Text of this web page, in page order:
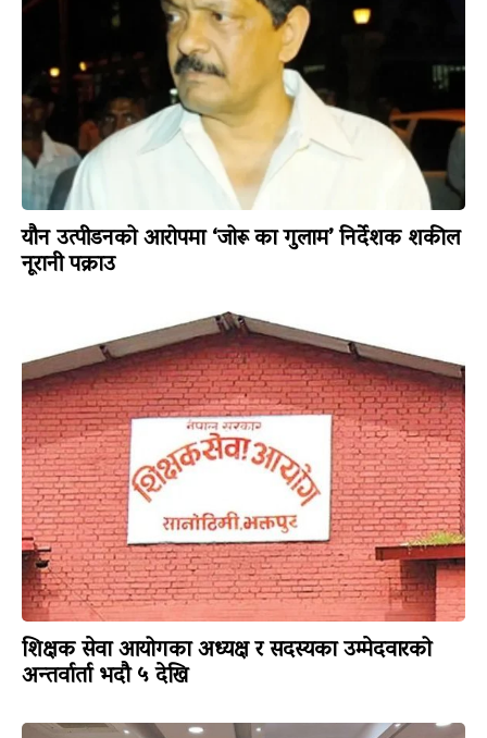
यौन उत्पीडनको आरोपमा ‘जोरू का गुलाम’ निर्देशक शकील
नूरानी पक्राउ
शिक्षक सेवा आयोगका अध्यक्ष र सदस्यका उम्मेदवारको
अन्तर्वार्ता भदौ ५ देखि